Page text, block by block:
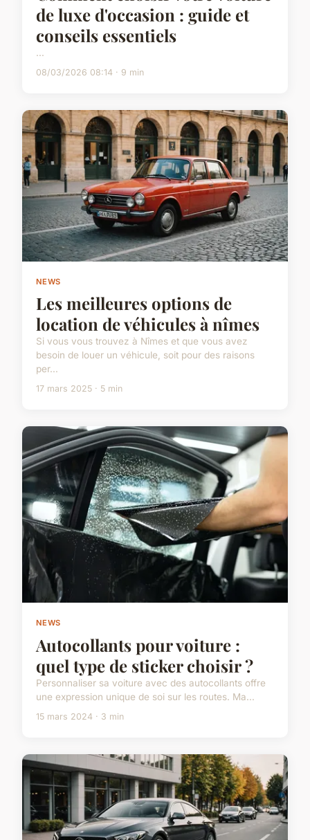
de luxe d'occasion : guide et
conseils essentiels
...
08/03/2026 08:14 · 9 min
NEWS
Les meilleures options de
location de véhicules à nîmes
Si vous vous trouvez à Nîmes et que vous avez
besoin de louer un véhicule, soit pour des raisons
per...
17 mars 2025 · 5 min
NEWS
Autocollants pour voiture :
quel type de sticker choisir ?
Personnaliser sa voiture avec des autocollants offre
une expression unique de soi sur les routes. Ma...
15 mars 2024 · 3 min